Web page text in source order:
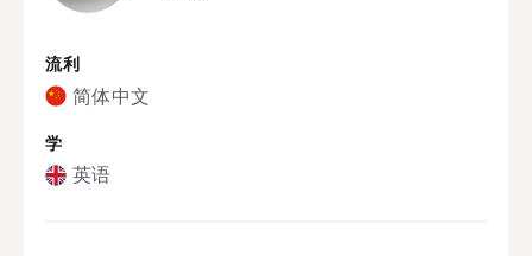
流利
简体中文
学
英语